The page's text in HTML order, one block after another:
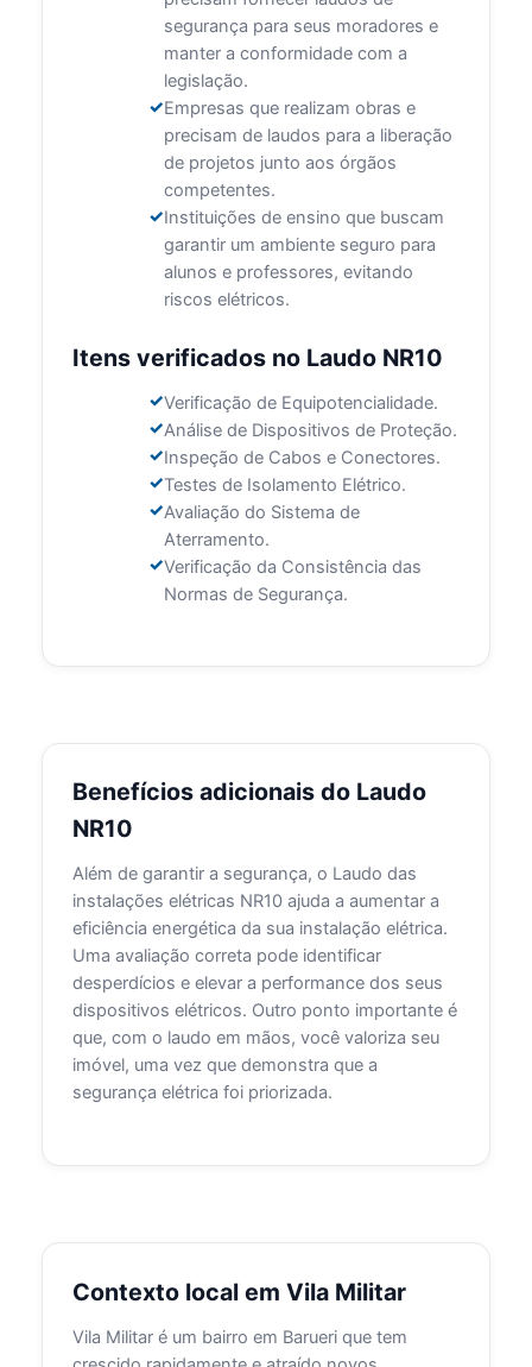
segurança para seus moradores e
manter a conformidade com a
legislação.
Empresas que realizam obras e
precisam de laudos para a liberação
de projetos junto aos órgãos
competentes.
Instituições de ensino que buscam
garantir um ambiente seguro para
alunos e professores, evitando
riscos elétricos.
Itens verificados no Laudo NR10
Verificação de Equipotencialidade.
Análise de Dispositivos de Proteção.
Inspeção de Cabos e Conectores.
Testes de Isolamento Elétrico.
Avaliação do Sistema de
Aterramento.
Verificação da Consistência das
Normas de Segurança.
Benefícios adicionais do Laudo
NR10
Além de garantir a segurança, o Laudo das
instalações elétricas NR10 ajuda a aumentar a
eficiência energética da sua instalação elétrica.
Uma avaliação correta pode identificar
desperdícios e elevar a performance dos seus
dispositivos elétricos. Outro ponto importante é
que, com o laudo em mãos, você valoriza seu
imóvel, uma vez que demonstra que a
segurança elétrica foi priorizada.
Contexto local em Vila Militar
Vila Militar é um bairro em Barueri que tem